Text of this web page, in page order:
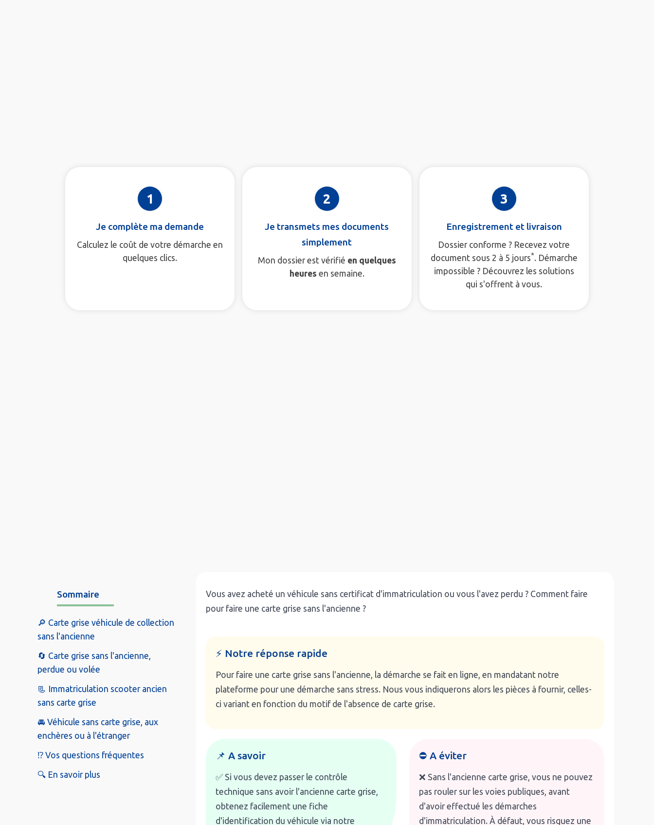
1
Je complète ma demande
Calculez le coût de votre démarche en
quelques clics.
2
Je transmets mes documents
simplement
Mon dossier est vérifié en quelques
heures en semaine.
3
Enregistrement et livraison
Dossier conforme ? Recevez votre
document sous 2 à 5 jours*. Démarche
impossible ? Découvrez les solutions
qui s'offrent à vous.
Sommaire
🔎 Carte grise véhicule de collection
sans l'ancienne
🔄 Carte grise sans l'ancienne,
perdue ou volée
📃 Immatriculation scooter ancien
sans carte grise
🚘 Véhicule sans carte grise, aux
enchères ou à l'étranger
⁉️ Vos questions fréquentes
🔍 En savoir plus
Vous avez acheté un véhicule sans certificat d'immatriculation ou vous l'avez perdu ? Comment faire
pour faire une carte grise sans l'ancienne ?
⚡ Notre réponse rapide
Pour faire une carte grise sans l'ancienne, la démarche se fait en ligne, en mandatant notre
plateforme pour une démarche sans stress. Nous vous indiquerons alors les pièces à fournir, celles-
ci variant en fonction du motif de l'absence de carte grise.
📌 A savoir
✅ Si vous devez passer le contrôle
technique sans avoir l'ancienne carte grise,
obtenez facilement une fiche
d'identification du véhicule via notre
⛔ A éviter
❌ Sans l'ancienne carte grise, vous ne pouvez
pas rouler sur les voies publiques, avant
d'avoir effectué les démarches
d'immatriculation. À défaut, vous risquez une